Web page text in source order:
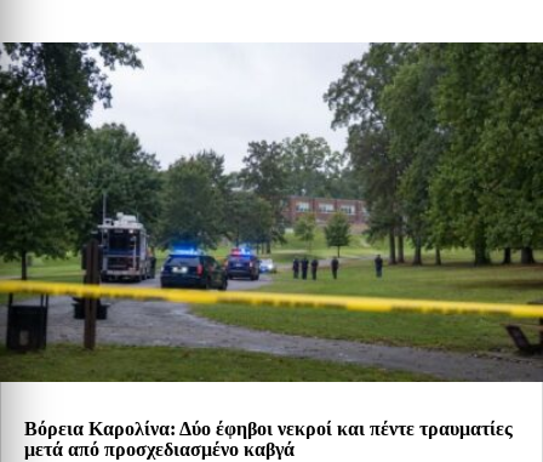
Βόρεια Καρολίνα: Δύο έφηβοι νεκροί και πέντε τραυματίες
μετά από προσχεδιασμένο καβγά